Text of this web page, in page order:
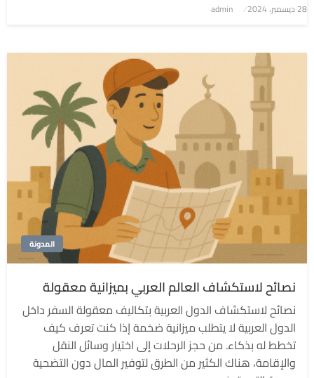
نُشر
28 ديسمبر، 2024 admin
المدونة
نصائح لاستكشاف العالم العربي بميزانية معقولة
نصائح لاستكشاف الدول العربية بتكاليف معقولة السفر داخل
الدول العربية لا يتطلب ميزانية ضخمة إذا كنت تعرف كيف
تخطط له بذكاء. من حجز الرحلات إلى اختيار وسائل النقل
والإقامة، هناك الكثير من الطرق لتوفير المال دون التضحية